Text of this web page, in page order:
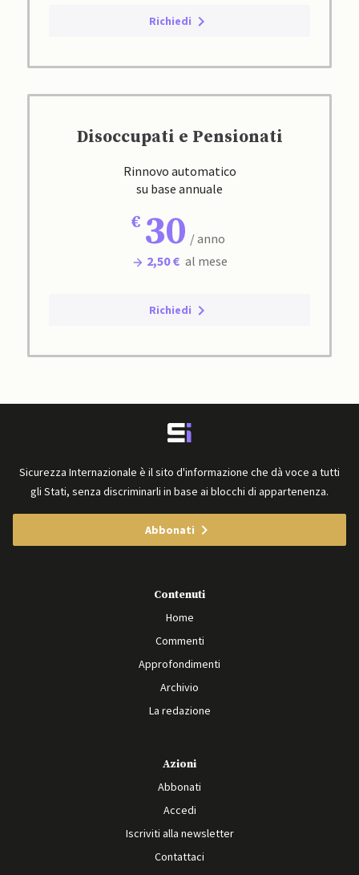
Richiedi
Disoccupati e Pensionati
Rinnovo automatico
su base annuale
30 / anno
2,50 € al mese
Richiedi
Sicurezza Internazionale è il sito d'informazione che dà voce a tutti
gli Stati, senza discriminarli in base ai blocchi di appartenenza.
Abbonati
Contenuti
Home
Commenti
Approfondimenti
Archivio
La redazione
Azioni
Abbonati
Accedi
Iscriviti alla newsletter
Contattaci